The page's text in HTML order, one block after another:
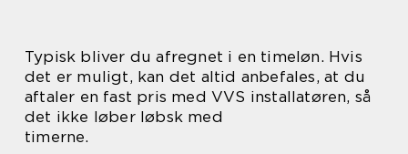
Typisk bliver du afregnet i en timeløn. Hvis
det er muligt, kan det altid anbefales, at du
aftaler en fast pris med VVS installatøren, så
det ikke løber løbsk med
timerne.